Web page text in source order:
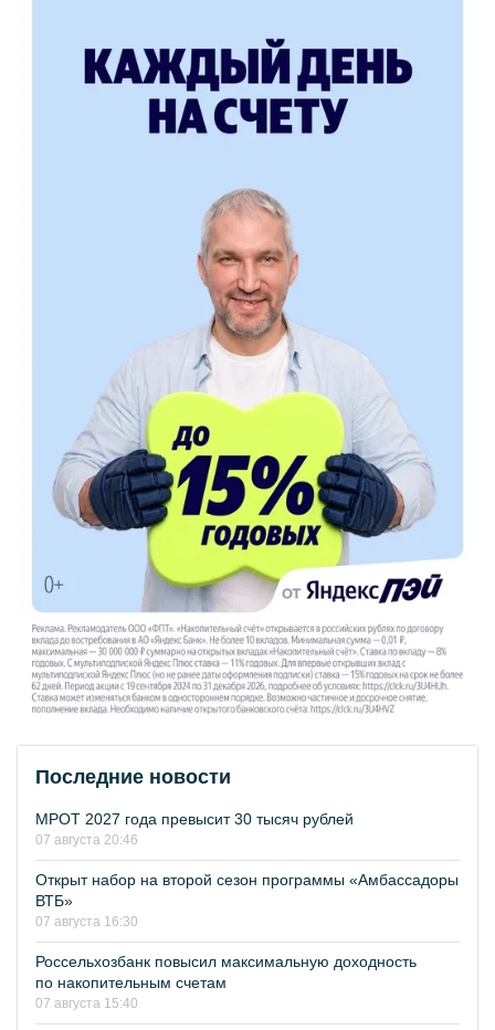
Последние новости
МРОТ 2027 года превысит 30 тысяч рублей
07 августа 20:46
Открыт набор на второй сезон программы «Амбассадоры
ВТБ»
07 августа 16:30
Россельхозбанк повысил максимальную доходность
по накопительным счетам
07 августа 15:40